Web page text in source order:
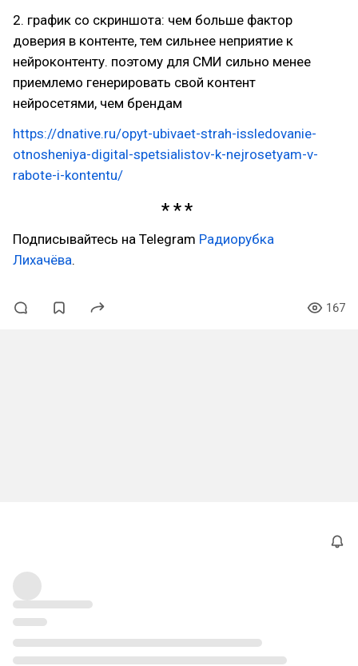
2. график со скриншота: чем больше фактор
доверия в контенте, тем сильнее неприятие к
нейроконтенту. поэтому для СМИ сильно менее
приемлемо генерировать свой контент
нейросетями, чем брендам
https://dnative.ru/opyt-ubivaet-strah-issledovanie-
otnosheniya-digital-spetsialistov-k-nejrosetyam-v-
rabote-i-kontentu/
Подписывайтесь на Telegram Радиорубка
Лихачёва.
167